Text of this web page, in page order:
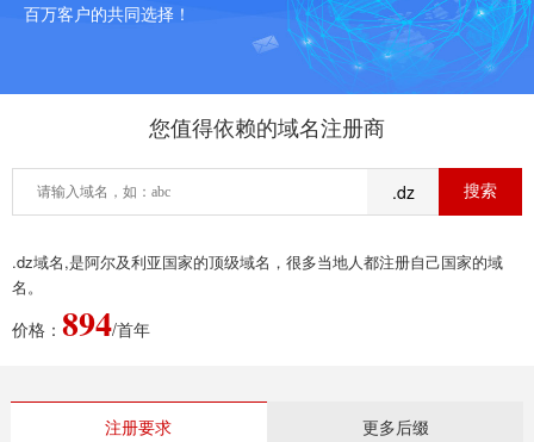
百万客户的共同选择！
您值得依赖的域名注册商
.dz
.dz域名,是阿尔及利亚国家的顶级域名，很多当地人都注册自己国家的域
名。
价格： 894/首年
注册要求 更多后缀